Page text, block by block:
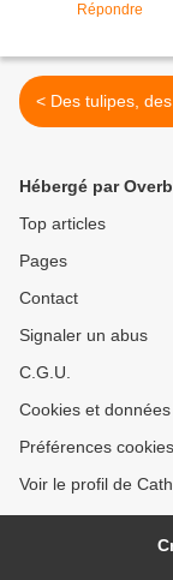
Répondre
< Des tulipes,
Hébergé par
Top articles
Pages
Contact
Signaler un abus
C.G.U.
Cookies et
Préférences cookies
Voir le profil de